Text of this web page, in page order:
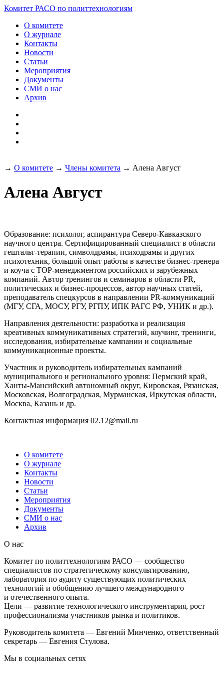
Комитет РАСО по политтехнологиям
О комитете
О журнале
Контакты
Новости
Статьи
Мероприятия
Документы
СМИ о нас
Архив
→ О комитете → Члены комитета → Алена Август
Алена Август
Образование: психолог, аспирантура Северо-Кавказского
научного центра. Сертифицированный специалист в области
гештальт-терапии, символдрамы, психодрамы и других
психотехник, большой опыт работы в качестве бизнес-тренера
и коуча с ТОР-менеджментом российских и зарубежных
компаний. Автор тренингов и семинаров в области PR,
политических и бизнес-процессов, автор научных статей,
преподаватель спецкурсов в направлении PR-коммуникаций
(МГУ, СГА, МОСУ, РГУ, РГПУ, ИПК РАГС РФ, УНИК и др.).
Направления деятельности: разработка и реализация
креативных коммуникативных стратегий, коучинг, тренинги,
исследования, избирательные кампании и социальные
коммуникационные проекты.
Участник и руководитель избирательных кампаний
муниципального и регионального уровня: Пермский край,
Ханты-Мансийский автономный округ, Кировская, Рязанская,
Московская, Волгоградская, Мурманская, Иркутская области,
Москва, Казань и др.
Контактная информация 02.12@mail.ru
О комитете
О журнале
Контакты
Новости
Статьи
Мероприятия
Документы
СМИ о нас
Архив
О нас
Комитет по политтехнологиям РАСО — сообщество
специалистов по стратегическому консультированию,
лаборатория по аудиту существующих политических
технологий и обобщению лучшего международного
и отечественного опыта.
Цели — развитие технологического инструментария, рост
профессионализма участников рынка и политиков.
Руководитель комитета — Евгений Минченко, ответственный
секретарь — Евгения Стулова.
Мы в социальных сетях